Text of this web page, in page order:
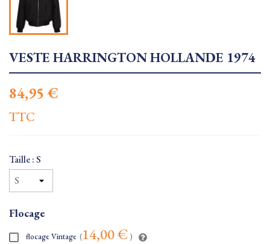
VESTE HARRINGTON HOLLANDE 1974
84,95 €
TTC
Taille : S
Flocage
flocage Vintage (14,00 € )